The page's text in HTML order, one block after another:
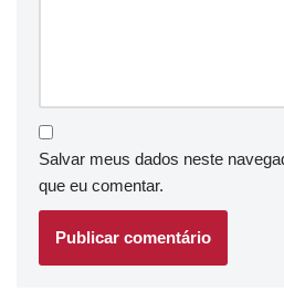
Salvar meus dados neste
que eu comentar.